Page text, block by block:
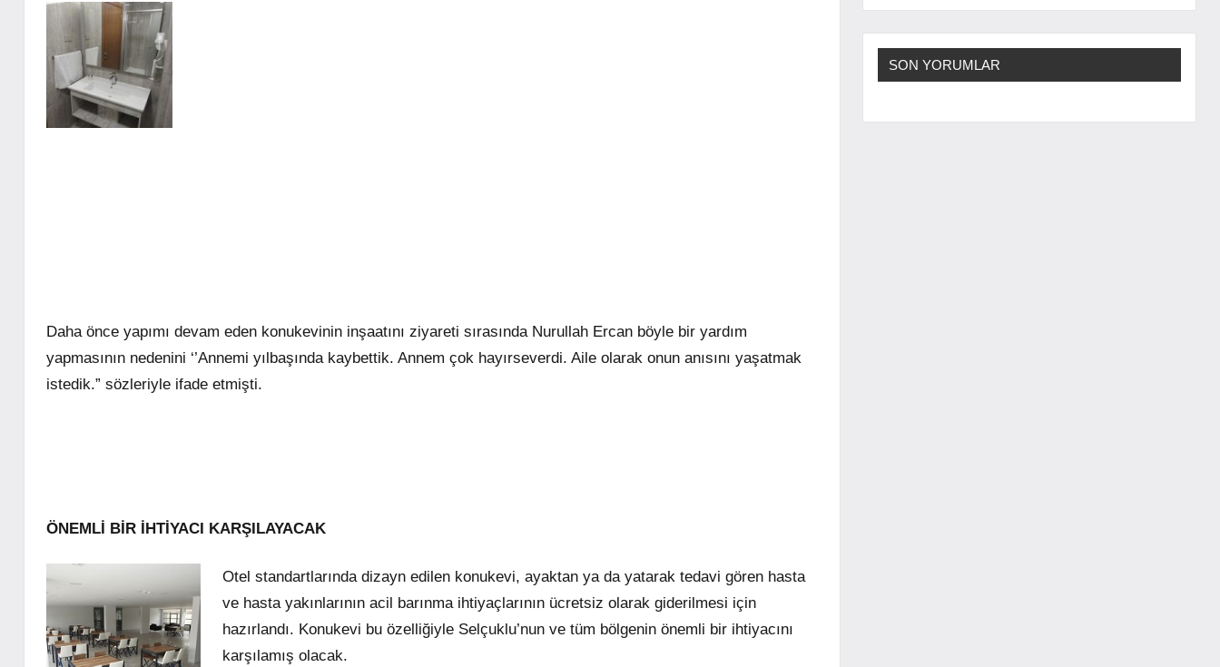
Daha önce yapımı devam eden konukevinin inşaatını ziyareti sırasında Nurullah Ercan böyle bir yardım
yapmasının nedenini ‘’Annemi yılbaşında kaybettik. Annem çok hayırseverdi. Aile olarak onun anısını yaşatmak
istedik.” sözleriyle ifade etmişti.
ÖNEMLİ BİR İHTİYACI KARŞILAYACAK
Otel standartlarında dizayn edilen konukevi, ayaktan ya da yatarak tedavi gören hasta
ve hasta yakınlarının acil barınma ihtiyaçlarının ücretsiz olarak giderilmesi için
hazırlandı. Konukevi bu özelliğiyle Selçuklu’nun ve tüm bölgenin önemli bir ihtiyacını
karşılamış olacak.
SON YORUMLAR